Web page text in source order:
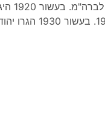
יהודים רבים
האידאולוגיה ובגלל המשבר הכלכלי